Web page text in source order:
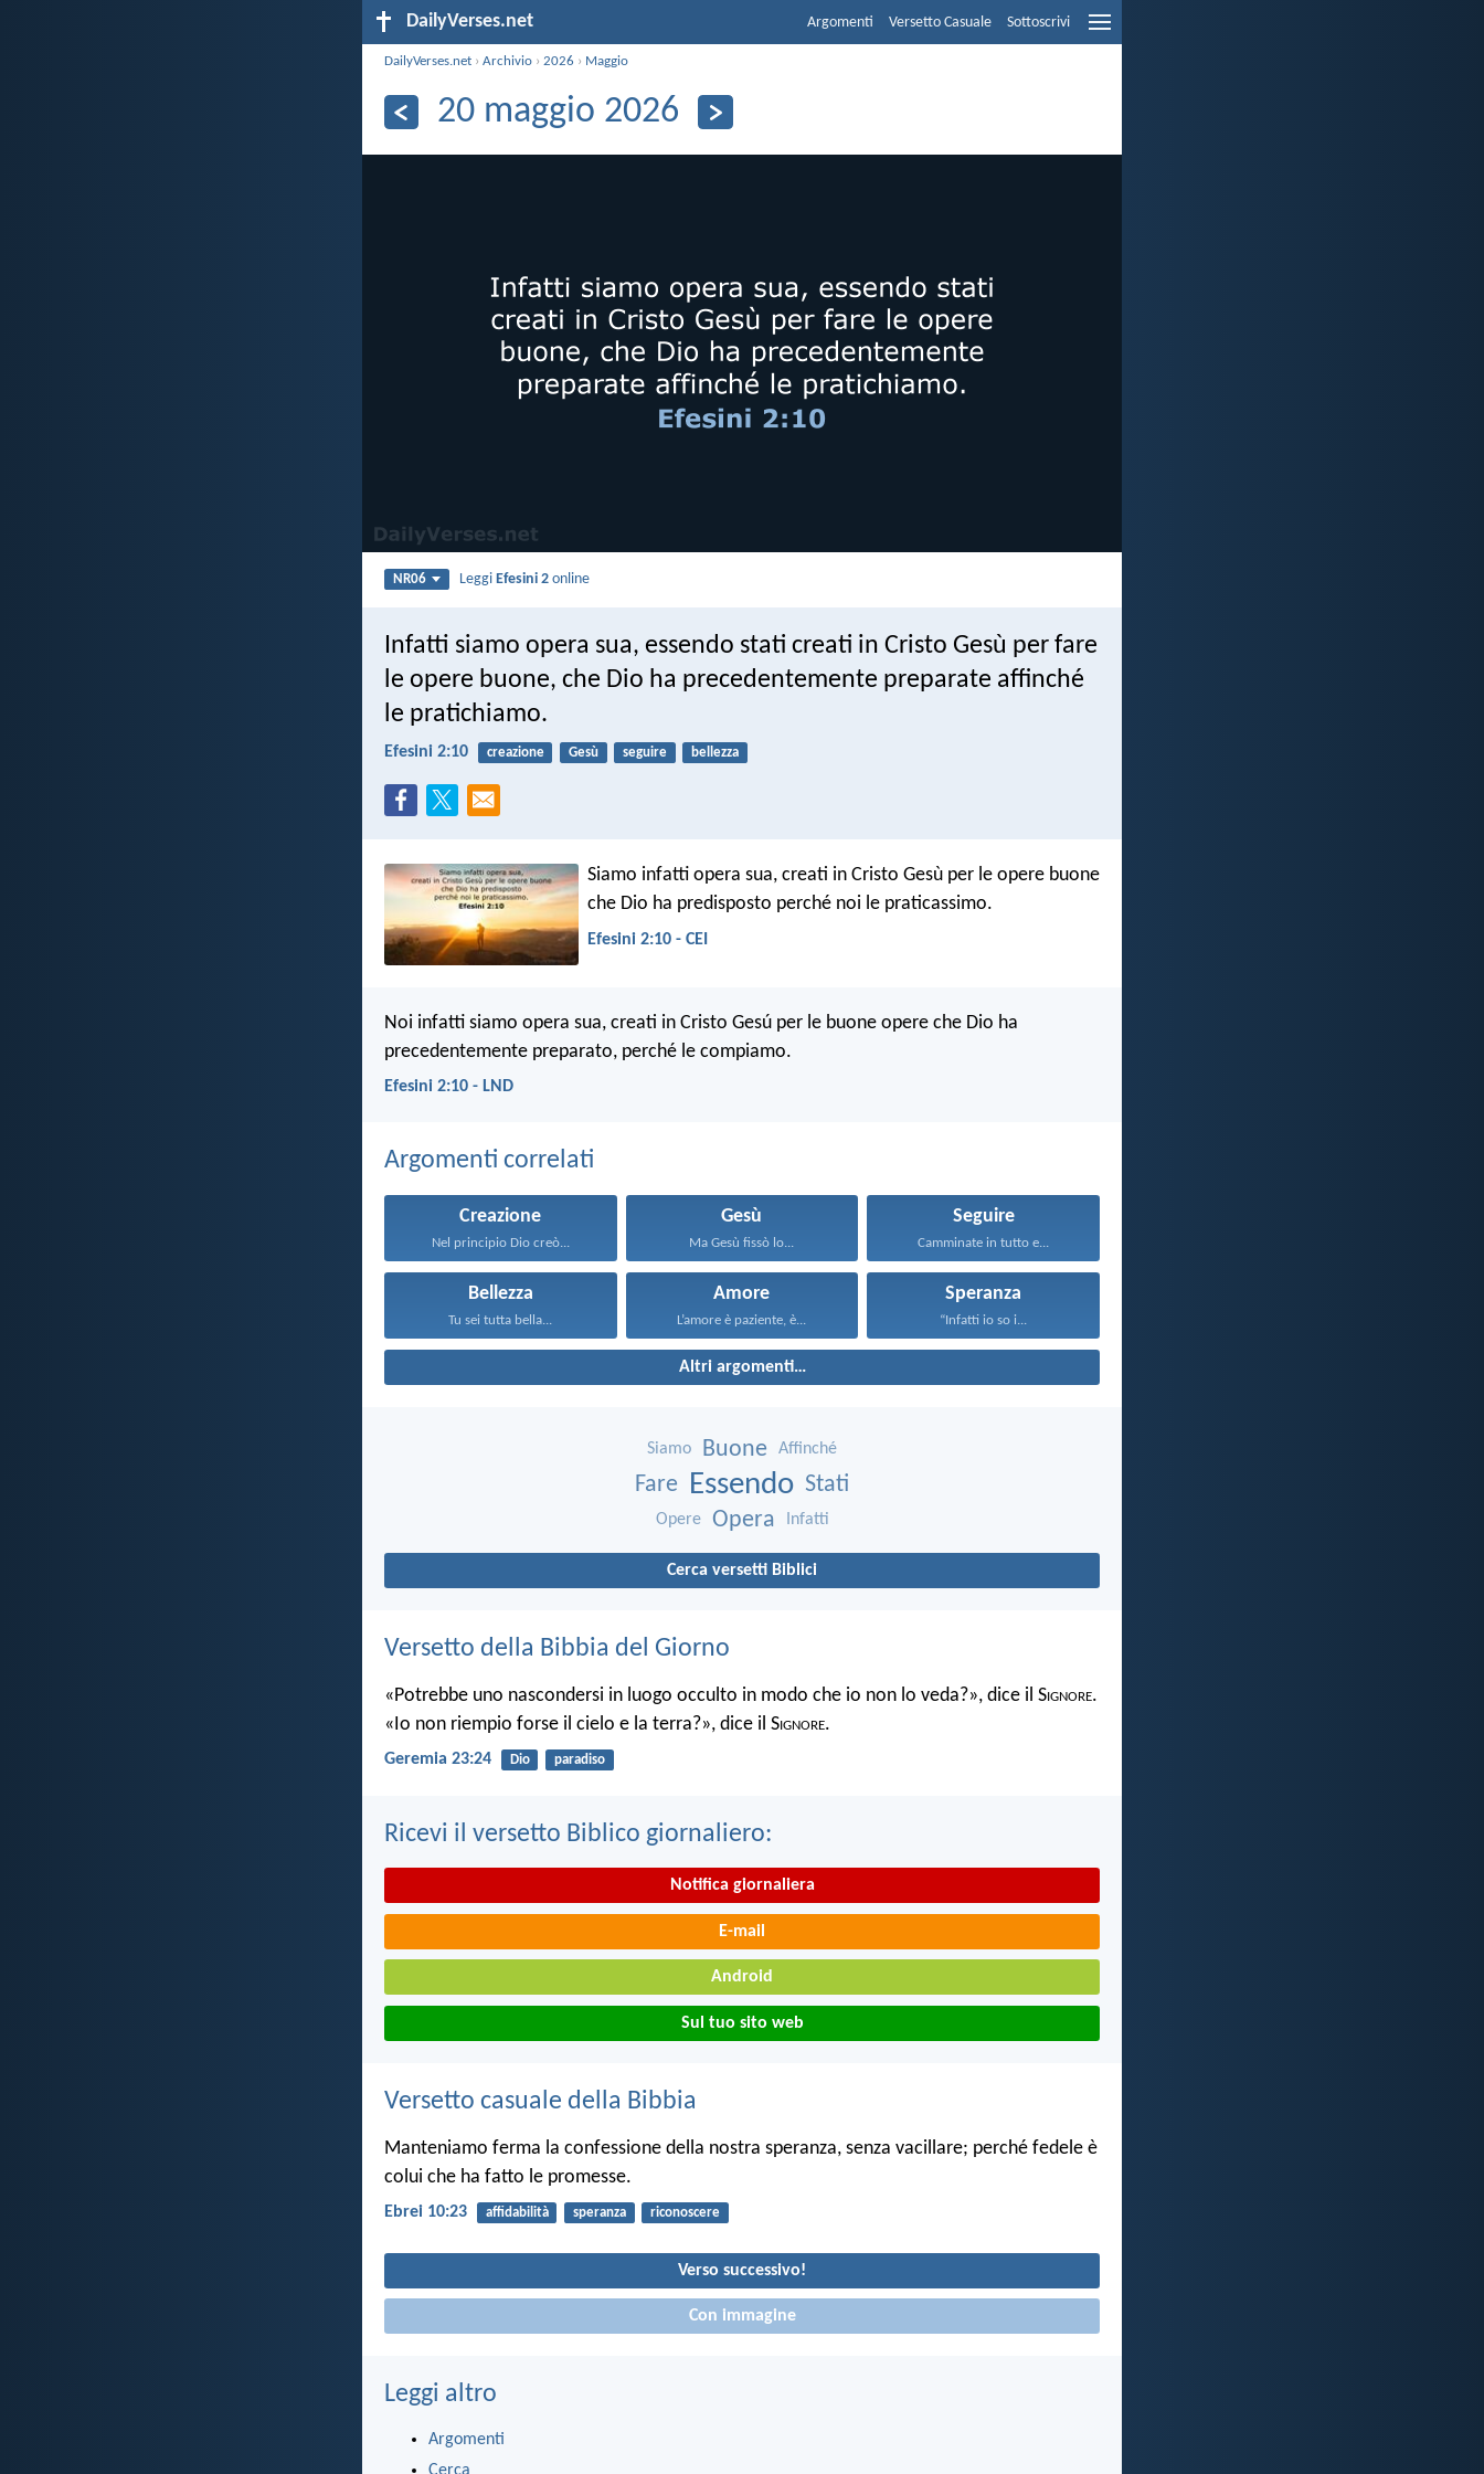
DailyVerses.net Argomenti Versetto Casuale Sottoscrivi
DailyVerses.net ›Archivio ›2026 › Maggio
20 maggio 2026
NR06 LeggiEfesini 2 online
Infatti siamo opera sua, essendo stati creati in Cristo Gesù per fare
le opere buone, che Dio ha precedentemente preparate affinché
le pratichiamo.
Efesini 2:10 creazione Gesù seguire bellezza
Siamo infatti opera sua, creati in Cristo Gesù per le opere buone
che Dio ha predisposto perché noi le praticassimo.
Efesini 2:10 - CEI
Noi infatti siamo opera sua, creati in Cristo Gesú per le buone opere che Dio ha
precedentemente preparato, perché le compiamo.
Efesini 2:10 - LND
Argomenti correlati
Creazione
Nel principio Dio creò...
Gesù
Ma Gesù fissò lo...
Seguire
Camminate in tutto e...
Bellezza
Tu sei tutta bella...
Amore
L’amore è paziente, è...
Speranza
“Infatti io so i...
Altri argomenti…
Siamo Buone Affinché
Fare Essendo Stati
Opere Opera Infatti
Cerca versetti Biblici
Versetto della Bibbia del Giorno
«Potrebbe uno nascondersi in luogo occulto in modo che io non lo veda?», dice il Signore.
«Io non riempio forse il cielo e la terra?», dice il Signore.
Geremia 23:24 Dio paradiso
Ricevi il versetto Biblico giornaliero:
Notifica giornaliera
E-mail
Android
Sul tuo sito web
Versetto casuale della Bibbia
Manteniamo ferma la confessione della nostra speranza, senza vacillare; perché fedele è
colui che ha fatto le promesse.
Ebrei 10:23 affidabilità speranza riconoscere
Verso successivo!
Con immagine
Leggi altro
Argomenti
Cerca